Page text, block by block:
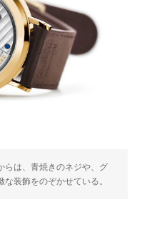
らは、青焼きのネジや、グ
装飾をのぞかせている。